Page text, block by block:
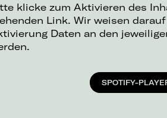
klicke zum Aktivieren des
Link. Wir weisen
Daten an den
SPOTIFY-